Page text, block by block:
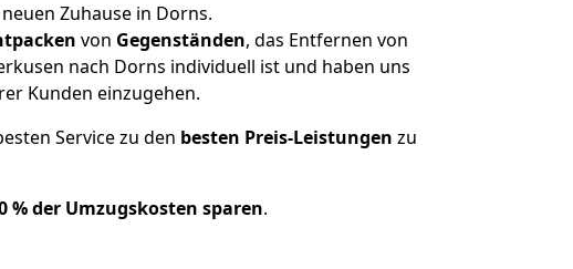
Zuhause in Dorns.
von Gegenständen, das Entfernen von
nach Dorns individuell ist und haben uns
Kunden einzugehen.
Service zu den besten Preis-Leistungen zu
% der Umzugskosten sparen.